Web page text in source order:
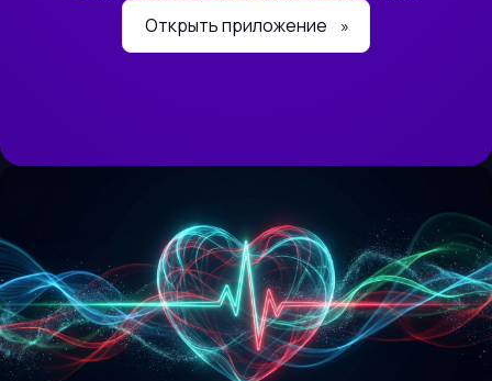
Открыть приложение »